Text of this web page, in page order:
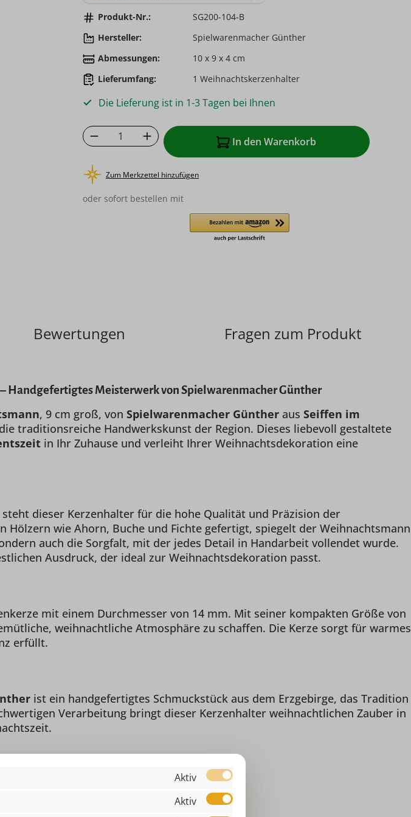
Produkt-Nr.:
SG200-104-B
Hersteller:
Spielwarenmacher Günther
Abmessungen:
10 x 9 x 4 cm
Lieferumfang:
1 Weihnachtskerzenhalter
Die Lieferung ist in 1-3 Tagen bei Ihnen
Produkt Anzahl: Gib den gewünschten Wert
In den Warenkorb
Zum Merkzettel hinzufügen
oder sofort bestellen mit
Bewertungen Fragen zum Produkt
Handgefertigtes Meisterwerk von Spielwarenmacher Günther
, 9 cm groß, vonSpielwarenmacher Günther ausSeiffen im
traditionsreiche Handwerkskunst der Region. Dieses liebevoll gestaltete
in Ihr Zuhause und verleiht Ihrer Weihnachtsdekoration eine
steht dieser Kerzenhalter für die hohe Qualität und Präzision der
Hölzern wie Ahorn, Buche und Fichte gefertigt, spiegelt der Weihnachtsmann
auch die Sorgfalt, mit der jedes Detail in Handarbeit vollendet wurde.
Ausdruck, der ideal zur Weihnachtsdekoration passt.
mit einem Durchmesser von 14 mm. Mit seiner kompakten Größe von
weihnachtliche Atmosphäre zu schaffen. Die Kerze sorgt für warmes
erfüllt.
ist ein handgefertigtes Schmuckstück aus dem Erzgebirge, das Tradition
Verarbeitung bringt dieser Kerzenhalter weihnachtlichen Zauber in
Aktiv
Aktiv